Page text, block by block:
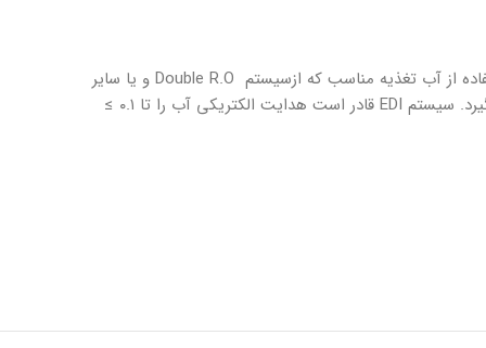
فرآيند سيستم EDI داراى مزيتهاى اساسى نسبت به تكنولوژى تبادل يونى مى باشد كه نياز به مصرف اسيد و باز ندارد. دستگاه EDI با استفاده از آب تغذيه مناسب كه ازسيستم Double R.O و يا ساير
و TOC حداكثر ۰.۱ ، ۰.۲۵ ، ۰.۵ ميلى گرم در ليتر باشد مورد استفاده قرار مى گيرد. سيستم EDI قادر است هدايت الكتريكى آب را تا ۰.۱ ≥